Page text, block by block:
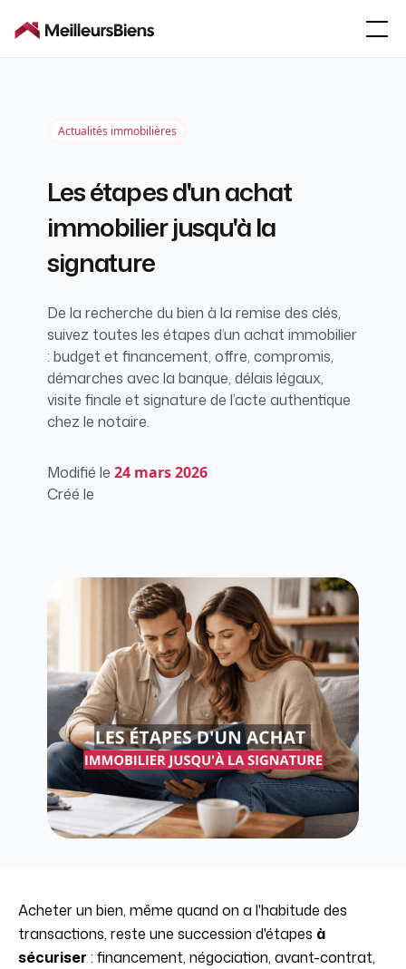
Actualités immobilières
Les étapes d'un achat
immobilier jusqu'à la
signature
De la recherche du bien à la remise des clés,
suivez toutes les étapes d’un achat immobilier
: budget et financement, offre, compromis,
démarches avec la banque, délais légaux,
visite finale et signature de l’acte authentique
chez le notaire.
Modifié le 24 mars 2026
Créé le
Acheter un bien, même quand on a l'habitude des
transactions, reste une succession d'étapes à
sécuriser : financement, négociation, avant-contrat,